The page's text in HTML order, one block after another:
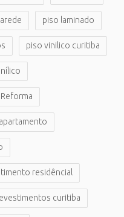
piso laminado
piso vinilico curitiba
Reforma
residêncial
curitiba